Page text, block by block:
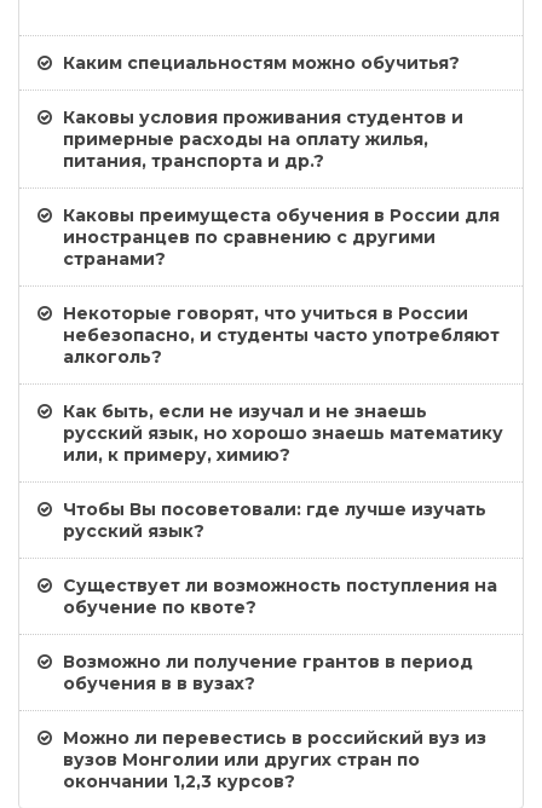
Каким специальностям можно обучитья?
Каковы условия проживания студентов и
примерные расходы на оплату жилья,
питания, транспорта и др.?
Каковы преимущеста обучения в России для
иностранцев по сравнению с другими
странами?
Некоторые говорят, что учиться в России
небезопасно, и студенты часто употребляют
алкоголь?
Как быть, если не изучал и не знаешь
русский язык, но хорошо знаешь математику
или, к примеру, химию?
Чтобы Вы посоветовали: где лучше изучать
русский язык?
Существует ли возможность поступления на
обучение по квоте?
Возможно ли получение грантов в период
обучения в в вузах?
Можно ли перевестись в российский вуз из
вузов Монголии или других стран по
окончании 1,2,3 курсов?